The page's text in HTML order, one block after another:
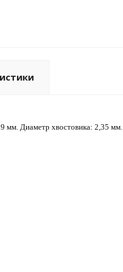
мм. Диаметр хвостовика: 2,35 мм.